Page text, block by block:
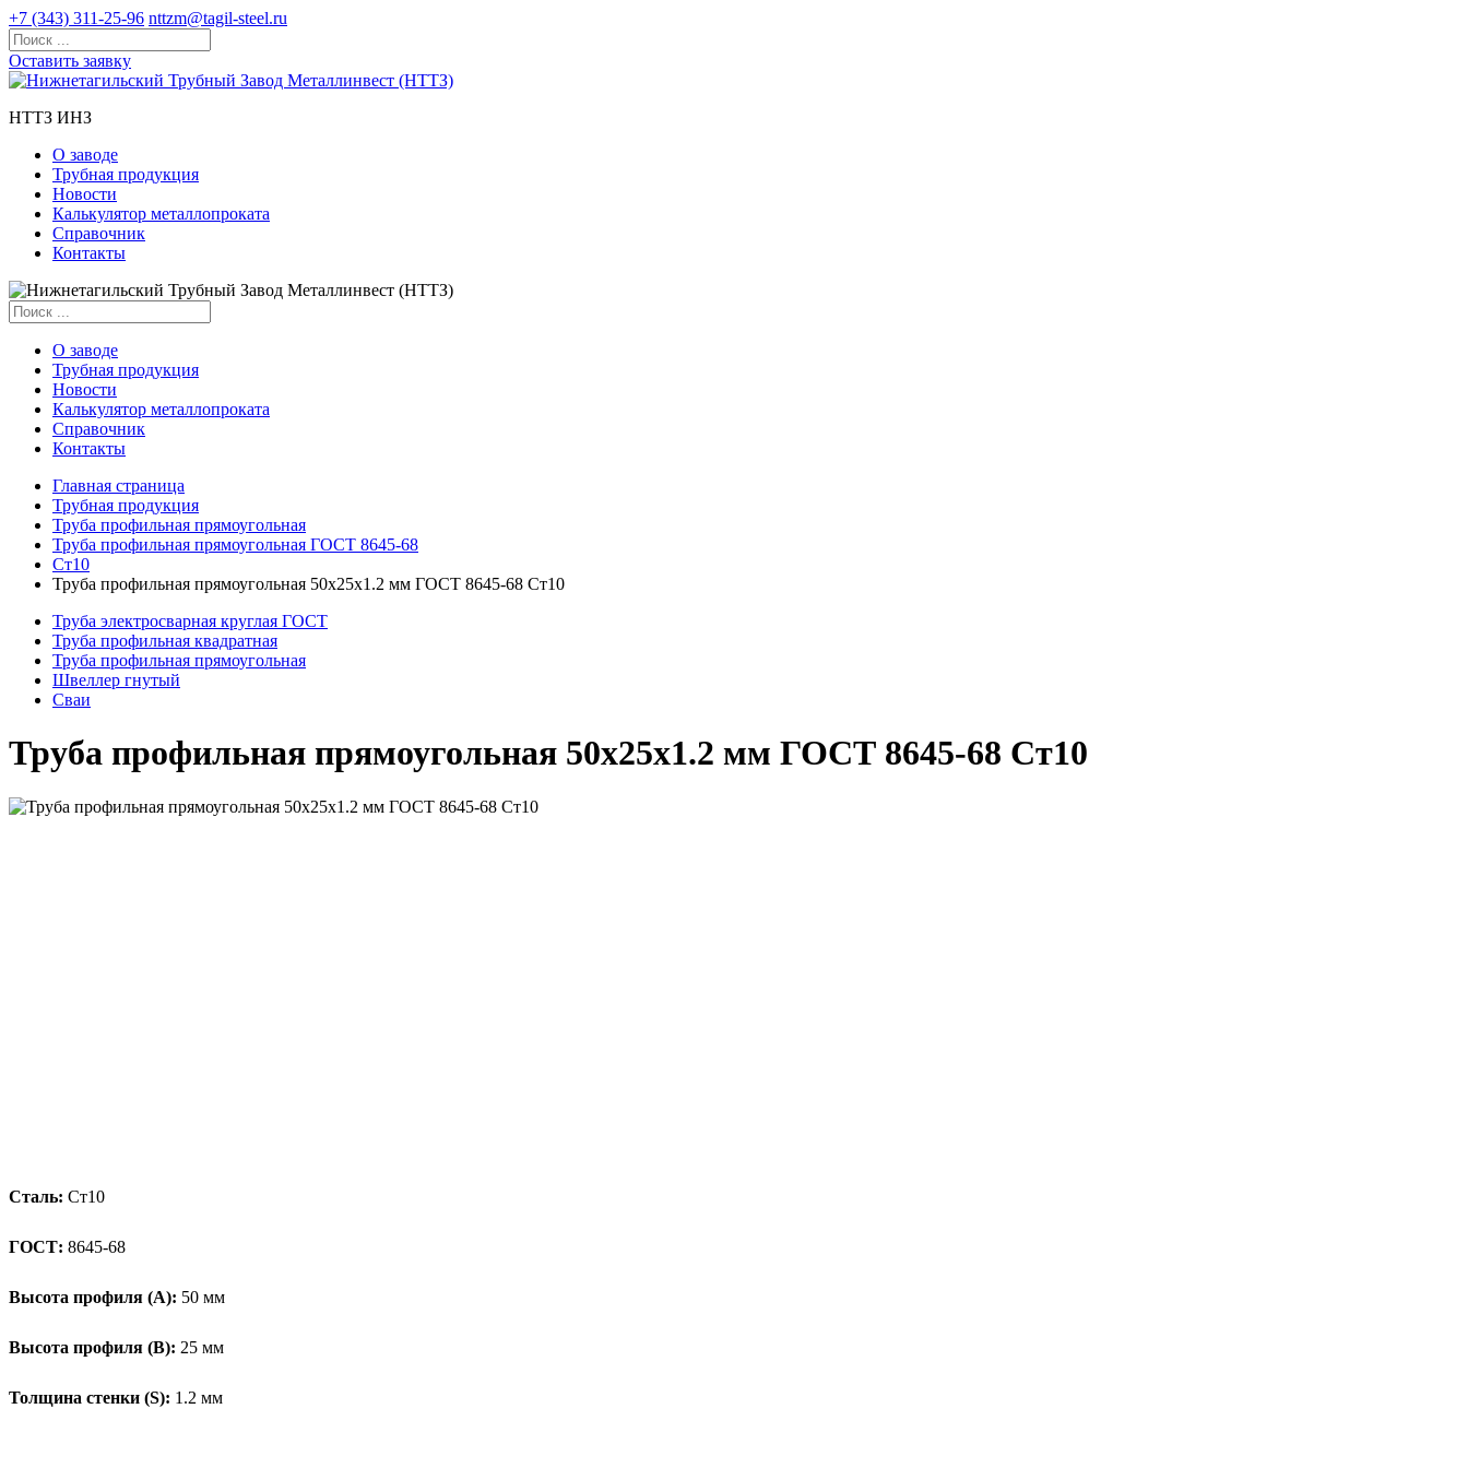
+7 (343) 311-25-96 nttzm@tagil-steel.ru
Оставить заявку
НТТЗ ИНЗ
О заводе
Трубная продукция
Новости
Калькулятор металлопроката
Справочник
Контакты
О заводе
Трубная продукция
Новости
Калькулятор металлопроката
Справочник
Контакты
Главная страница
Трубная продукция
Труба профильная прямоугольная
Труба профильная прямоугольная ГОСТ 8645-68
Ст10
Труба профильная прямоугольная 50x25x1.2 мм ГОСТ 8645-68 Ст10
Труба электросварная круглая ГОСТ
Труба профильная квадратная
Труба профильная прямоугольная
Швеллер гнутый
Сваи
Труба профильная прямоугольная 50x25x1.2 мм ГОСТ 8645-68 Ст10
Сталь: Ст10
ГОСТ: 8645-68
Высота профиля (А): 50 мм
Высота профиля (B): 25 мм
Толщина стенки (S): 1.2 мм